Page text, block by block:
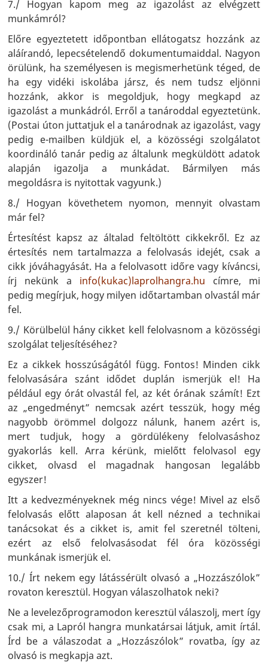
7./ Hogyan kapom meg az igazolást az elvégzett
munkámról?
Előre egyeztetett időpontban ellátogatsz hozzánk az
aláírandó, lepecsételendő dokumentumaiddal. Nagyon
örülünk, ha személyesen is megismerhetünk téged, de
ha egy vidéki iskolába jársz, és nem tudsz eljönni
hozzánk, akkor is megoldjuk, hogy megkapd az
igazolást a munkádról. Erről a tanároddal egyeztetünk.
(Postai úton juttatjuk el a tanárodnak az igazolást, vagy
pedig e-mailben küldjük el, a közösségi szolgálatot
koordináló tanár pedig az általunk megküldött adatok
alapján igazolja a munkádat. Bármilyen más
megoldásra is nyitottak vagyunk.)
8./ Hogyan követhetem nyomon, mennyit olvastam
már fel?
Értesítést kapsz az általad feltöltött cikkekről. Ez az
értesítés nem tartalmazza a felolvasás idejét, csak a
cikk jóváhagyását. Ha a felolvasott időre vagy kíváncsi,
írj nekünk a info(kukac)laprolhangra.hu címre, mi
pedig megírjuk, hogy milyen időtartamban olvastál már
fel.
9./ Körülbelül hány cikket kell felolvasnom a közösségi
szolgálat teljesítéséhez?
Ez a cikkek hosszúságától függ. Fontos! Minden cikk
felolvasására szánt idődet duplán ismerjük el! Ha
például egy órát olvastál fel, az két órának számít! Ezt
az „engedményt” nemcsak azért tesszük, hogy még
nagyobb örömmel dolgozz nálunk, hanem azért is,
mert tudjuk, hogy a gördülékeny felolvasáshoz
gyakorlás kell. Arra kérünk, mielőtt felolvasol egy
cikket, olvasd el magadnak hangosan legalább
egyszer!
Itt a kedvezményeknek még nincs vége! Mivel az első
felolvasás előtt alaposan át kell nézned a technikai
tanácsokat és a cikket is, amit fel szeretnél tölteni,
ezért az első felolvasásodat fél óra közösségi
munkának ismerjük el.
10./ Írt nekem egy látássérült olvasó a „Hozzászólok”
rovaton keresztül. Hogyan válaszolhatok neki?
Ne a levelezőprogramodon keresztül válaszolj, mert így
csak mi, a Lapról hangra munkatársai látjuk, amit írtál.
Írd be a válaszodat a „Hozzászólok” rovatba, így az
olvasó is megkapja azt.